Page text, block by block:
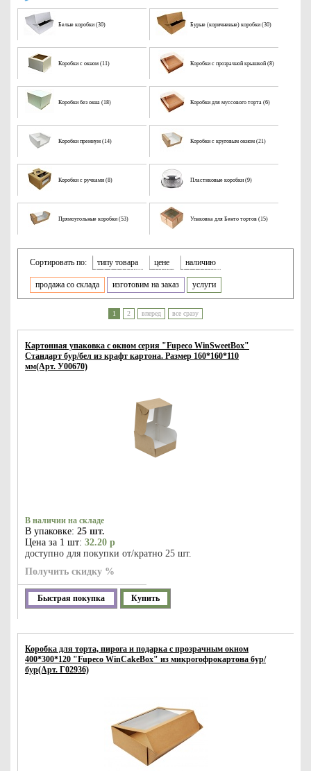
Белые коробки (30) Бурые (коричневые) коробки (30)
Коробки с окном (11) Коробки с прозрачной крышкой (8)
Коробки без окна (18) Коробки для муссового торта (6)
Коробки премиум (14) Коробки с круговым окном (21)
Коробки с ручками (8) Пластиковые коробки (9)
Прямоугольные коробки (53) Упаковка для Бенто тортов (15)
Сортировать по: типу товара цене наличию
продажа со склада изготовим на заказ услуги
1 2 вперед все сразу
Картонная упаковка с окном серия "Fupeco WinSweetBox"
Стандарт бур/бел из крафт картона. Размер 160*160*110
мм(Арт. У00670)
В наличии на складе
В упаковке: 25 шт.
Цена за 1 шт: 32.20 р
доступно для покупки от/кратно 25 шт.
Получить скидку %
Быстрая покупка Купить
Коробка для торта, пирога и подарка с прозрачным окном
400*300*120 "Fupeco WinCakeBox" из микрогофрокартона бур/
бур(Арт. Г02936)